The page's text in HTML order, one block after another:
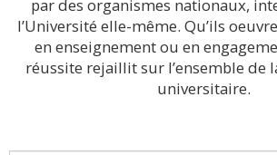
par des organismes nationaux,
l’Université elle-même. Qu’ils
en enseignement ou en
réussite rejaillit sur l’ensemble de
universitaire.